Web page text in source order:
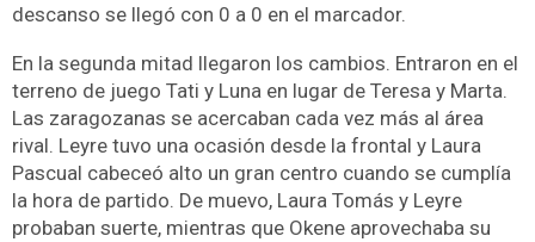
descanso se llegó con 0 a 0 en el marcador.
En la segunda mitad llegaron los cambios. Entraron en el
terreno de juego Tati y Luna en lugar de Teresa y Marta.
Las zaragozanas se acercaban cada vez más al área
rival. Leyre tuvo una ocasión desde la frontal y Laura
Pascual cabeceó alto un gran centro cuando se cumplía
la hora de partido. De muevo, Laura Tomás y Leyre
probaban suerte, mientras que Okene aprovechaba su